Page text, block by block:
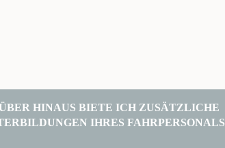
HINAUS BIETE ICH ZUSÄTZLICHE
IHRES FAHRPERSONALS